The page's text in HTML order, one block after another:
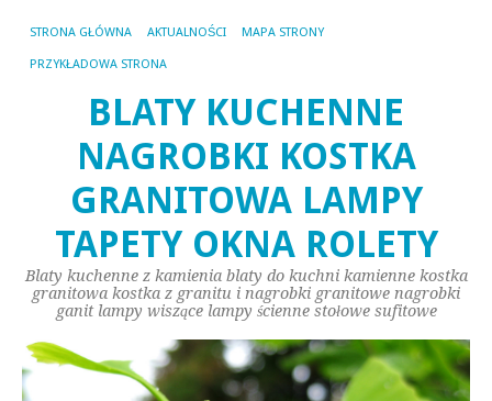
STRONA GŁÓWNA AKTUALNOŚCI MAPA STRONY
PRZYKŁADOWA STRONA
BLATY KUCHENNE
NAGROBKI KOSTKA
GRANITOWA LAMPY
TAPETY OKNA ROLETY
Blaty kuchenne z kamienia blaty do kuchni kamienne kostka
granitowa kostka z granitu i nagrobki granitowe nagrobki
ganit lampy wiszące lampy ścienne stołowe sufitowe